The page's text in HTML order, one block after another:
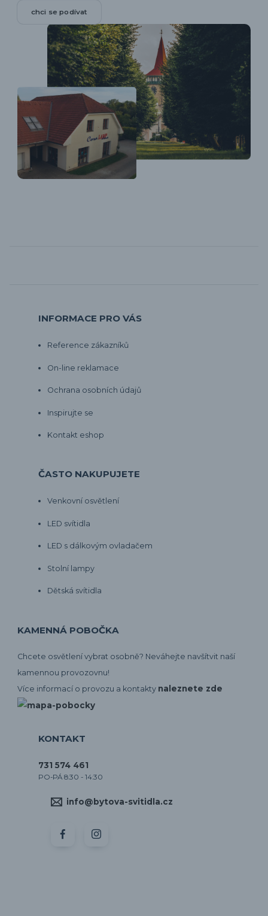
chci se podívat
INFORMACE PRO VÁS
Reference zákazníků
On-line reklamace
Ochrana osobních údajů
Inspirujte se
Kontakt eshop
ČASTO NAKUPUJETE
Venkovní osvětlení
LED svítidla
LED s dálkovým ovladačem
Stolní lampy
Dětská svítidla
KAMENNÁ POBOČKA
Chcete osvětlení vybrat osobně? Neváhejte navšítvit naší
kamennou provozovnu!
Více informací o provozu a kontakty naleznete zde
KONTAKT
731 574 461
PO-PÁ 8:30 - 14:30
info@bytova-svitidla.cz